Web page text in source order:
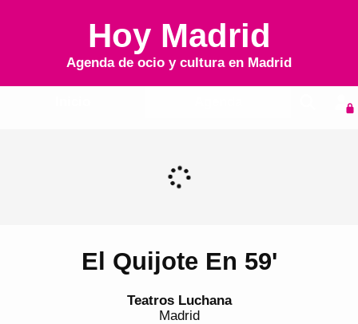
Hoy Madrid
Agenda de ocio y cultura en Madrid
El Quijote En 59'
Teatros Luchana
Madrid